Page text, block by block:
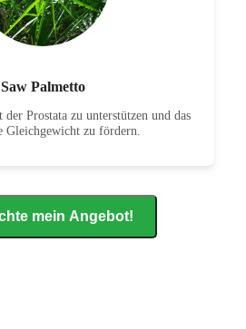
Saw Palmetto
Prostata zu unterstützen und das
Gleichgewicht zu fördern.
mein Angebot!